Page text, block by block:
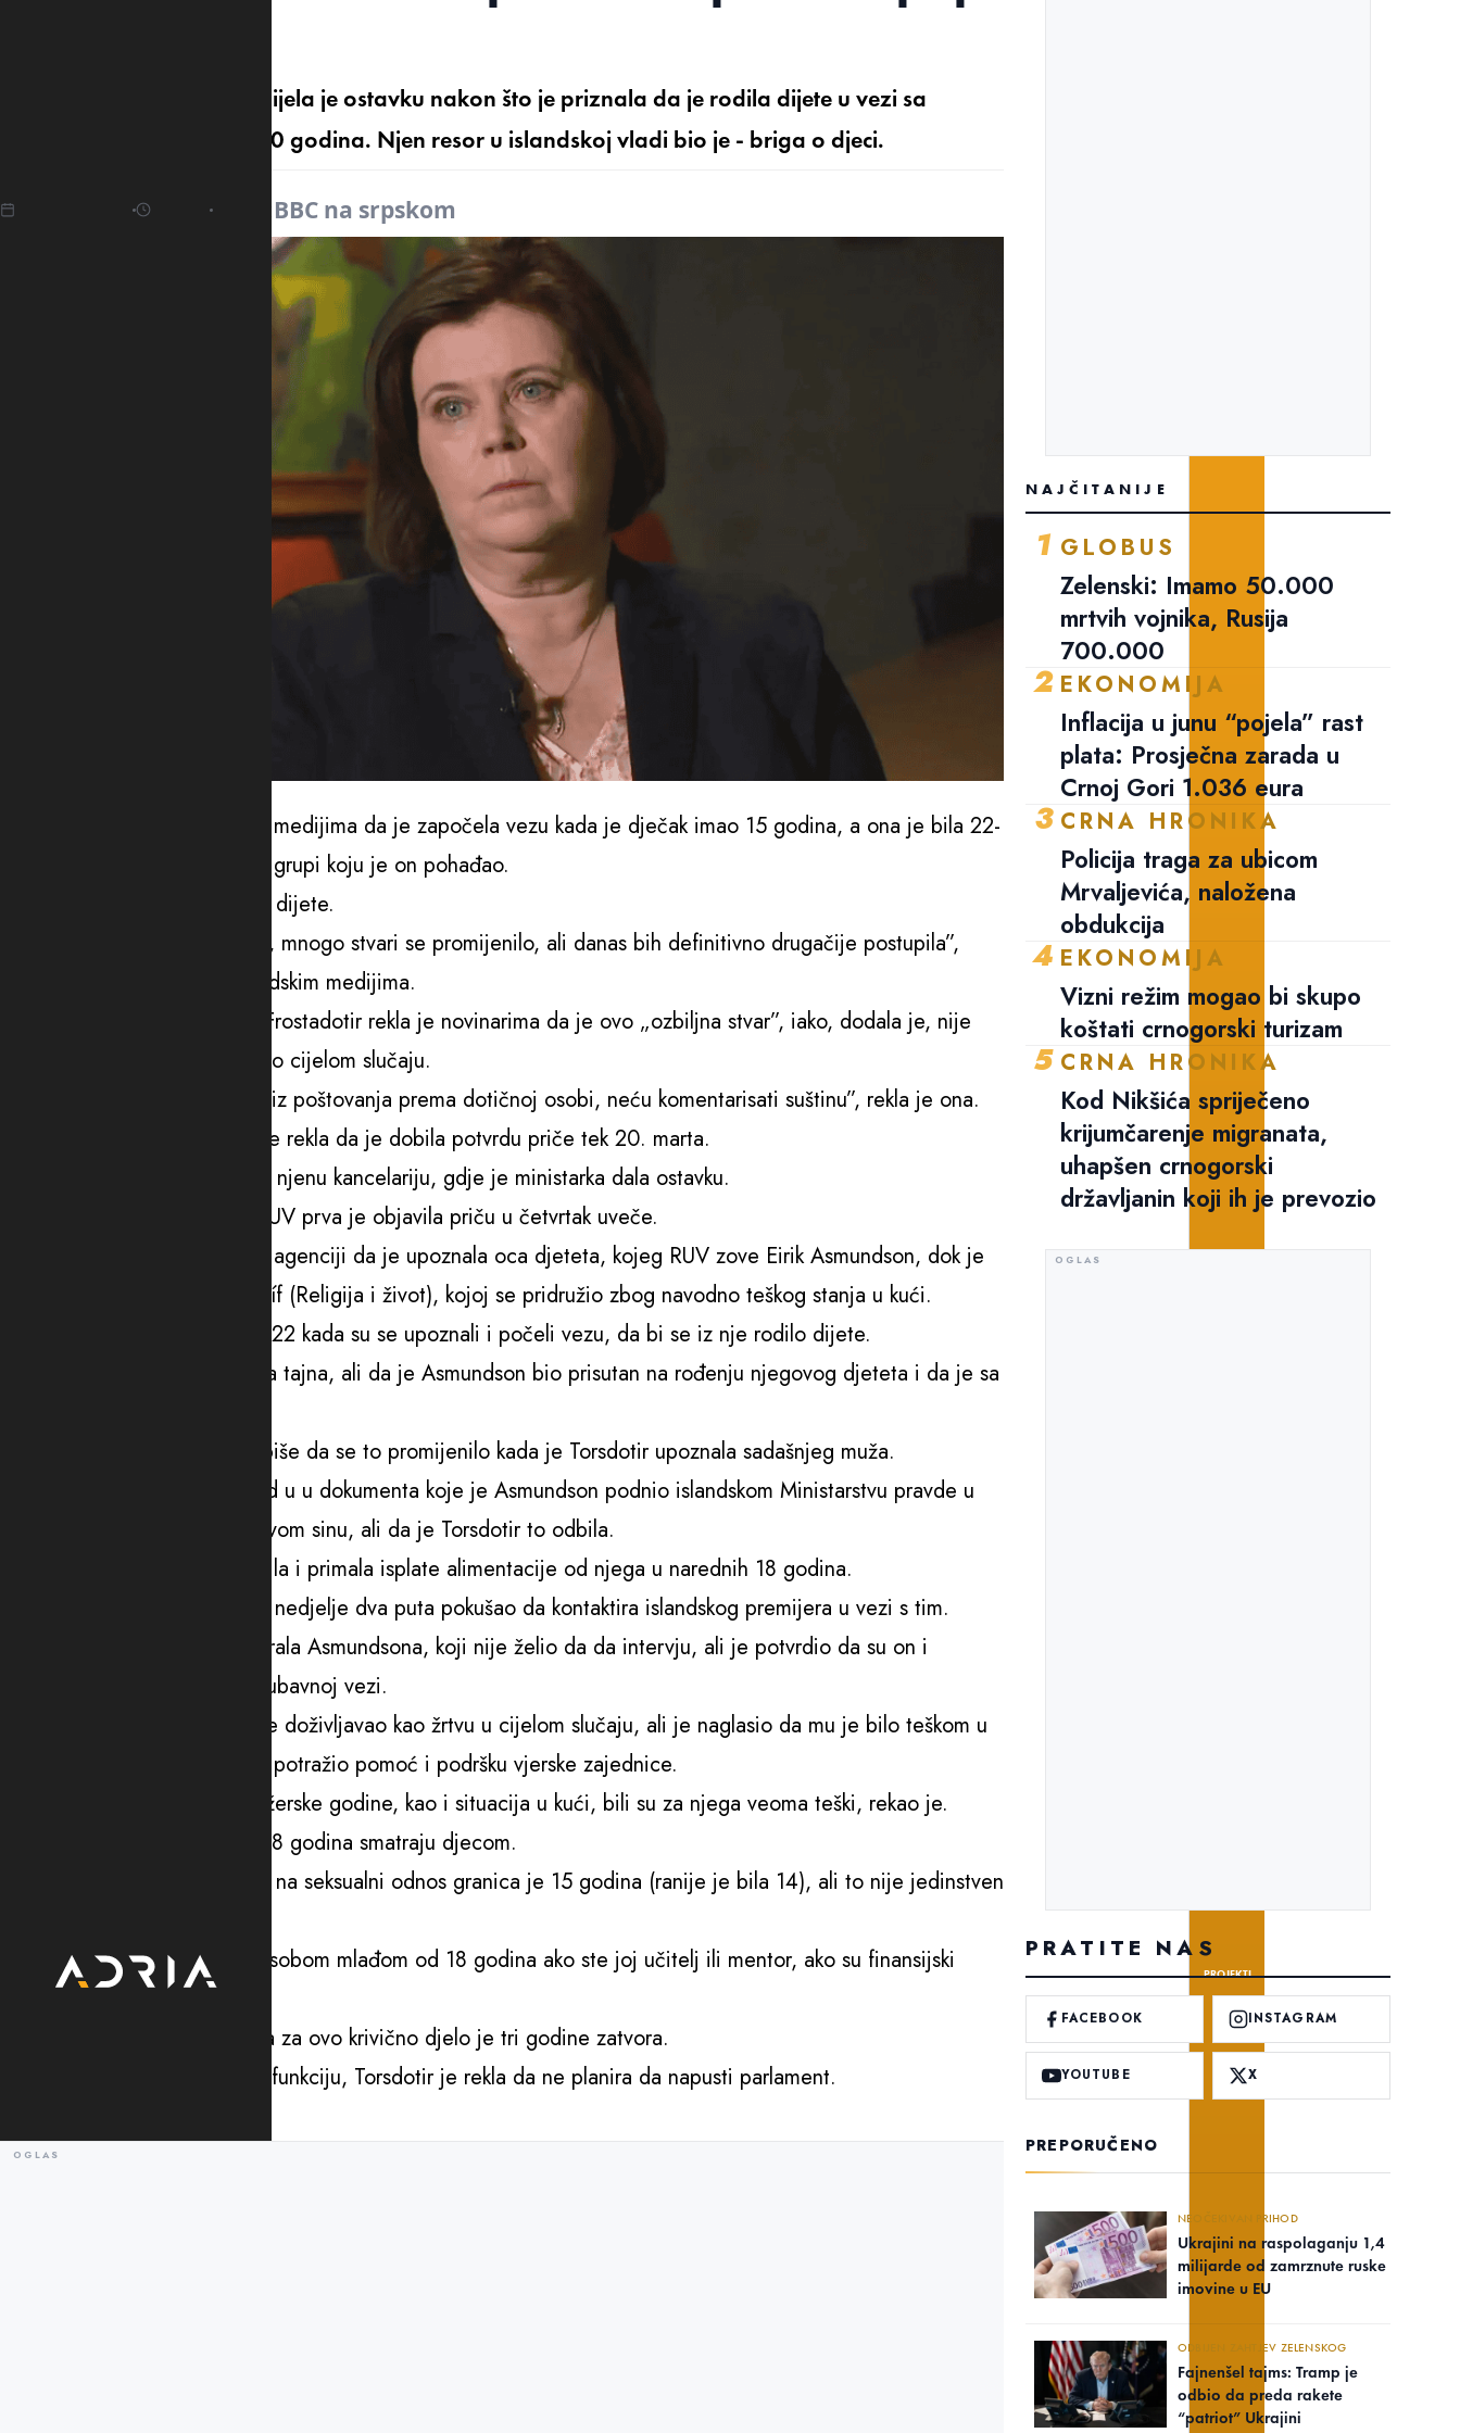
PROJEKTI
Islandska ministarka podnijela je ostavku nakon što je priznala da je rodila dijete u vezi sa
tinejdžerom prije više od 30 godina. Njen resor u islandskoj vladi bio je - briga o djeci.
BBC na srpskom
Astildur Loa Torsdotir rekla je medijima da je započela vezu kada je dječak imao 15 godina, a ona je bila 22-
godišnja savjetnica u vjerskoj grupi koju je on pohađao.
Godinu dana kasnije rodila je dijete.
„Prošlo je 36 godina od tada, mnogo stvari se promijenilo, ali danas bih definitivno drugačije postupila”,
rekla je 58-godišnjakinja islandskim medijima.
Islandska premijerka Kristrun Frostadotir rekla je novinarima da je ovo „ozbiljna stvar”, iako, dodala je, nije
upoznata više od drugih ljudi o cijelom slučaju.
„Ovo je veoma lična stvar [i] iz poštovanja prema dotičnoj osobi, neću komentarisati suštinu”, rekla je ona.
Prema listu Visir, Frostadotir je rekla da je dobila potvrdu priče tek 20. marta.
Odmah je pozvala Torsdotir u njenu kancelariju, gdje je ministarka dala ostavku.
Islandska novinska agencija RUV prva je objavila priču u četvrtak uveče.
Torsdotir je otkrila u intervjuu agenciji da je upoznala oca djeteta, kojeg RUV zove Eirik Asmundson, dok je
radila u vjerskoj grupi Trú og líf (Religija i život), kojoj se pridružio zbog navodno teškog stanja u kući.
On je imao 15 godina, a ona 22 kada su se upoznali i počeli vezu, da bi se iz nje rodilo dijete.
RUV izvještava da je veza bila tajna, ali da je Asmundson bio prisutan na rođenju njegovog djeteta i da je sa
Međutim, novinska agencija piše da se to promijenilo kada je Torsdotir upoznala sadašnjeg muža.
Agencija piše da je imala uvid u u dokumenta koje je Asmundson podnio islandskom Ministarstvu pravde u
kojima je tražio pristup njegovom sinu, ali da je Torsdotir to odbila.
Za sve to vrijeme, ona je tražila i primala isplate alimentacije od njega u narednih 18 godina.
Asmundsonov rođak je prošle nedjelje dva puta pokušao da kontaktira islandskog premijera u vezi s tim.
Novinska agencija je kontaktirala Asmundsona, koji nije želio da da intervju, ali je potvrdio da su on i
dosadašnja ministarka bili u ljubavnoj vezi.
Rekao je i da sebe nikada nije doživljavao kao žrtvu u cijelom slučaju, ali je naglasio da mu je bilo teškom u
ranom periodu života kada je potražio pomoć i podršku vjerske zajednice.
Djetinjstvo, a posebno tinejdžerske godine, kao i situacija u kući, bili su za njega veoma teški, rekao je.
Na Islandu se ljudi mlađi od 18 godina smatraju djecom.
Prema zakonima, za pristanak na seksualni odnos granica je 15 godina (ranije je bila 14), ali to nije jedinstven
Nezakonito je imati seks sa osobom mlađom od 18 godina ako ste joj učitelj ili mentor, ako su finansijski
zavisni od vas ili rade za vas.
Maksimalna zaprijećena kazna za ovo krivično djelo je tri godine zatvora.
Uprkos ostavci na ministarsku funkciju, Torsdotir je rekla da ne planira da napusti parlament.
NAJČITANIJE
1 GLOBUS
Zelenski: Imamo 50.000
mrtvih vojnika, Rusija
700.000
2 EKONOMIJA
Inflacija u junu “pojela” rast
plata: Prosječna zarada u
Crnoj Gori 1.036 eura
3 CRNA HRONIKA
Policija traga za ubicom
Mrvaljevića, naložena
obdukcija
4 EKONOMIJA
Vizni režim mogao bi skupo
koštati crnogorski turizam
5 CRNA HRONIKA
Kod Nikšića spriječeno
krijumčarenje migranata,
uhapšen crnogorski
državljanin koji ih je prevozio
PRATITE NAS
FACEBOOK INSTAGRAM
YOUTUBE X
PREPORUČENO
NEOČEKIVAN PRIHOD
Ukrajini na raspolaganju 1,4
milijarde od zamrznute ruske
imovine u EU
ODBIJEN ZAHTJEV ZELENSKOG
Fajnenšel tajms: Tramp je
odbio da preda rakete
“patriot” Ukrajini